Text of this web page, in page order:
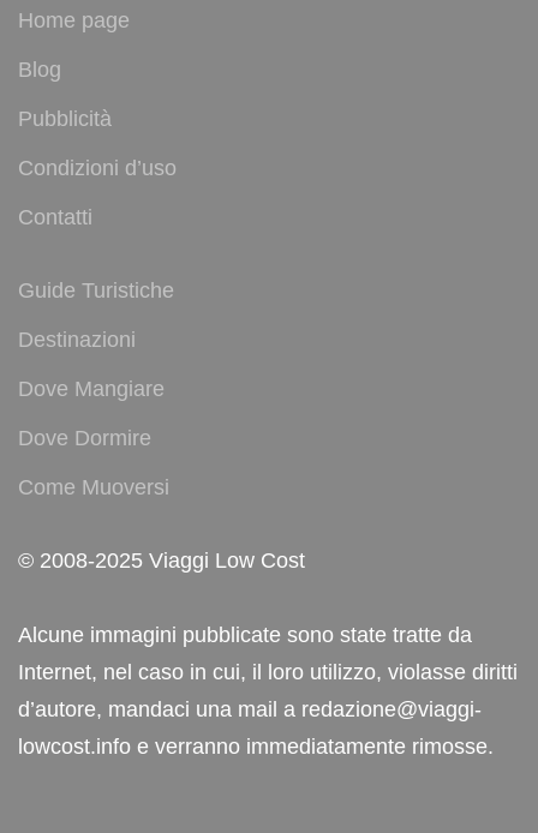
Home page
Blog
Pubblicità
Condizioni d’uso
Contatti
Guide Turistiche
Destinazioni
Dove Mangiare
Dove Dormire
Come Muoversi
© 2008-2025 Viaggi Low Cost
Alcune immagini pubblicate sono state tratte da
Internet, nel caso in cui, il loro utilizzo, violasse diritti
d’autore, mandaci una mail a redazione@viaggi-
lowcost.info e verranno immediatamente rimosse.